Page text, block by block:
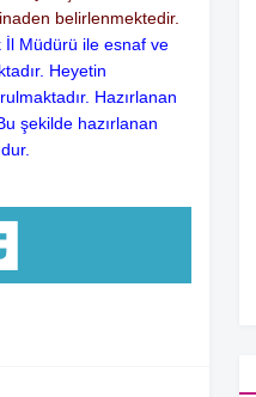
belirlenmektedir.
İl Müdürü ile esnaf ve
Heyetin
Hazırlanan
şekilde hazırlanan